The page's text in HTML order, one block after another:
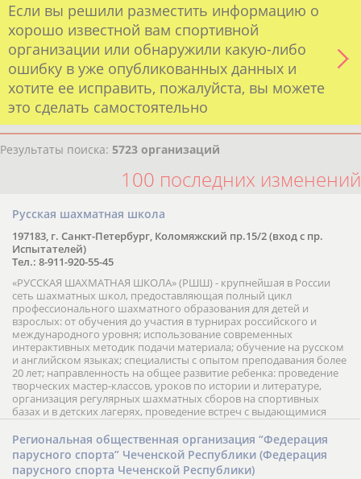
Если вы решили разместить информацию о
хорошо известной вам спортивной
организации или обнаружили какую-либо
ошибку в уже опубликованных данных и
хотите ее исправить, пожалуйста, вы можете
это сделать самостоятельно
Результаты поиска: 5723 организаций
100 последних изменений
Русская шахматная школа
197183, г. Санкт-Петербург, Коломяжский пр.15/2 (вход с пр.
Испытателей)
Тел.: 8-911-920-55-45
«РУССКАЯ ШАХМАТНАЯ ШКОЛА» (РШШ) - крупнейшая в России
сеть шахматных школ, предоставляющая полный цикл
профессионального шахматного образования для детей и
взрослых: от обучения до участия в турнирах российского и
международного уровня; использование современных
интерактивных методик подачи материала; обучение на русском
и английском языках; специалисты с опытом преподавания более
20 лет; направленность на общее развитие ребенка: проведение
творческих мастер-классов, уроков по истории и литературе,
организация регулярных шахматных сборов на спортивных
базах и в детских лагерях, проведение встреч с выдающимися
шахматистами; корпоративное обучение; онлайн обучение в
форме вебинаров и индивидуальных занятий, круглые столы
российских и международных тренеров, организация фестивалей;
онлайн трансляция мероприятий и турниров.
Региональная общественная организация “Федерация
парусного спорта” Чеченской Республики (Федерация
парусного спорта Чеченской Республики)